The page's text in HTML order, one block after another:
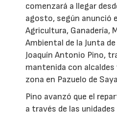
comenzará a llegar
agosto, según anunció
Agricultura, Ganadería,
Ambiental de la Junta
Joaquín Antonio Pino,
mantenida con alcaldes
zona en Pazuelo de
Pino avanzó que el
a través de las